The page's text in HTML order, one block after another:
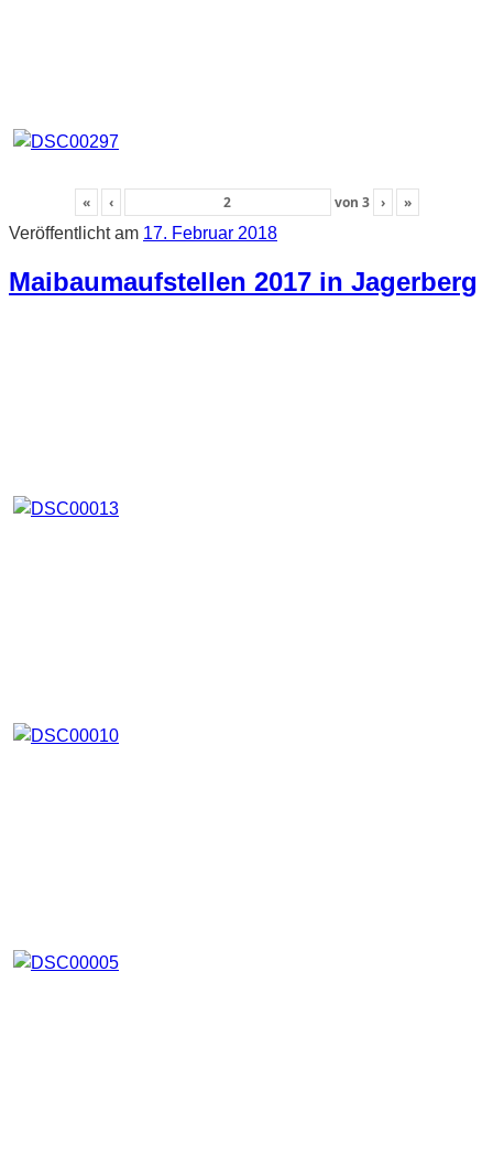
« ‹ von 3 ›
»
Veröffentlicht am 17. Februar 2018
Maibaumaufstellen 2017 in Jagerberg